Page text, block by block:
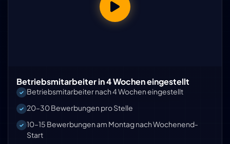
Betriebsmitarbeiter in 4 Wochen eingestellt
Betriebsmitarbeiter nach 4 Wochen eingestellt
20–30 Bewerbungen pro Stelle
10–15 Bewerbungen am Montag nach Wochenend-
Start